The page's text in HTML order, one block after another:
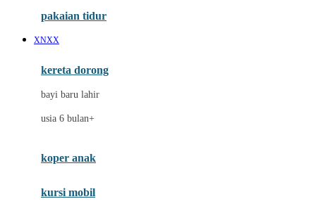
Drew
E
ELC
Ergobaby
Ezyroller
F
pakaian tidur
XNXX
kereta dorong
bayi baru lahir
usia 6 bulan+
koper anak
kursi mobil